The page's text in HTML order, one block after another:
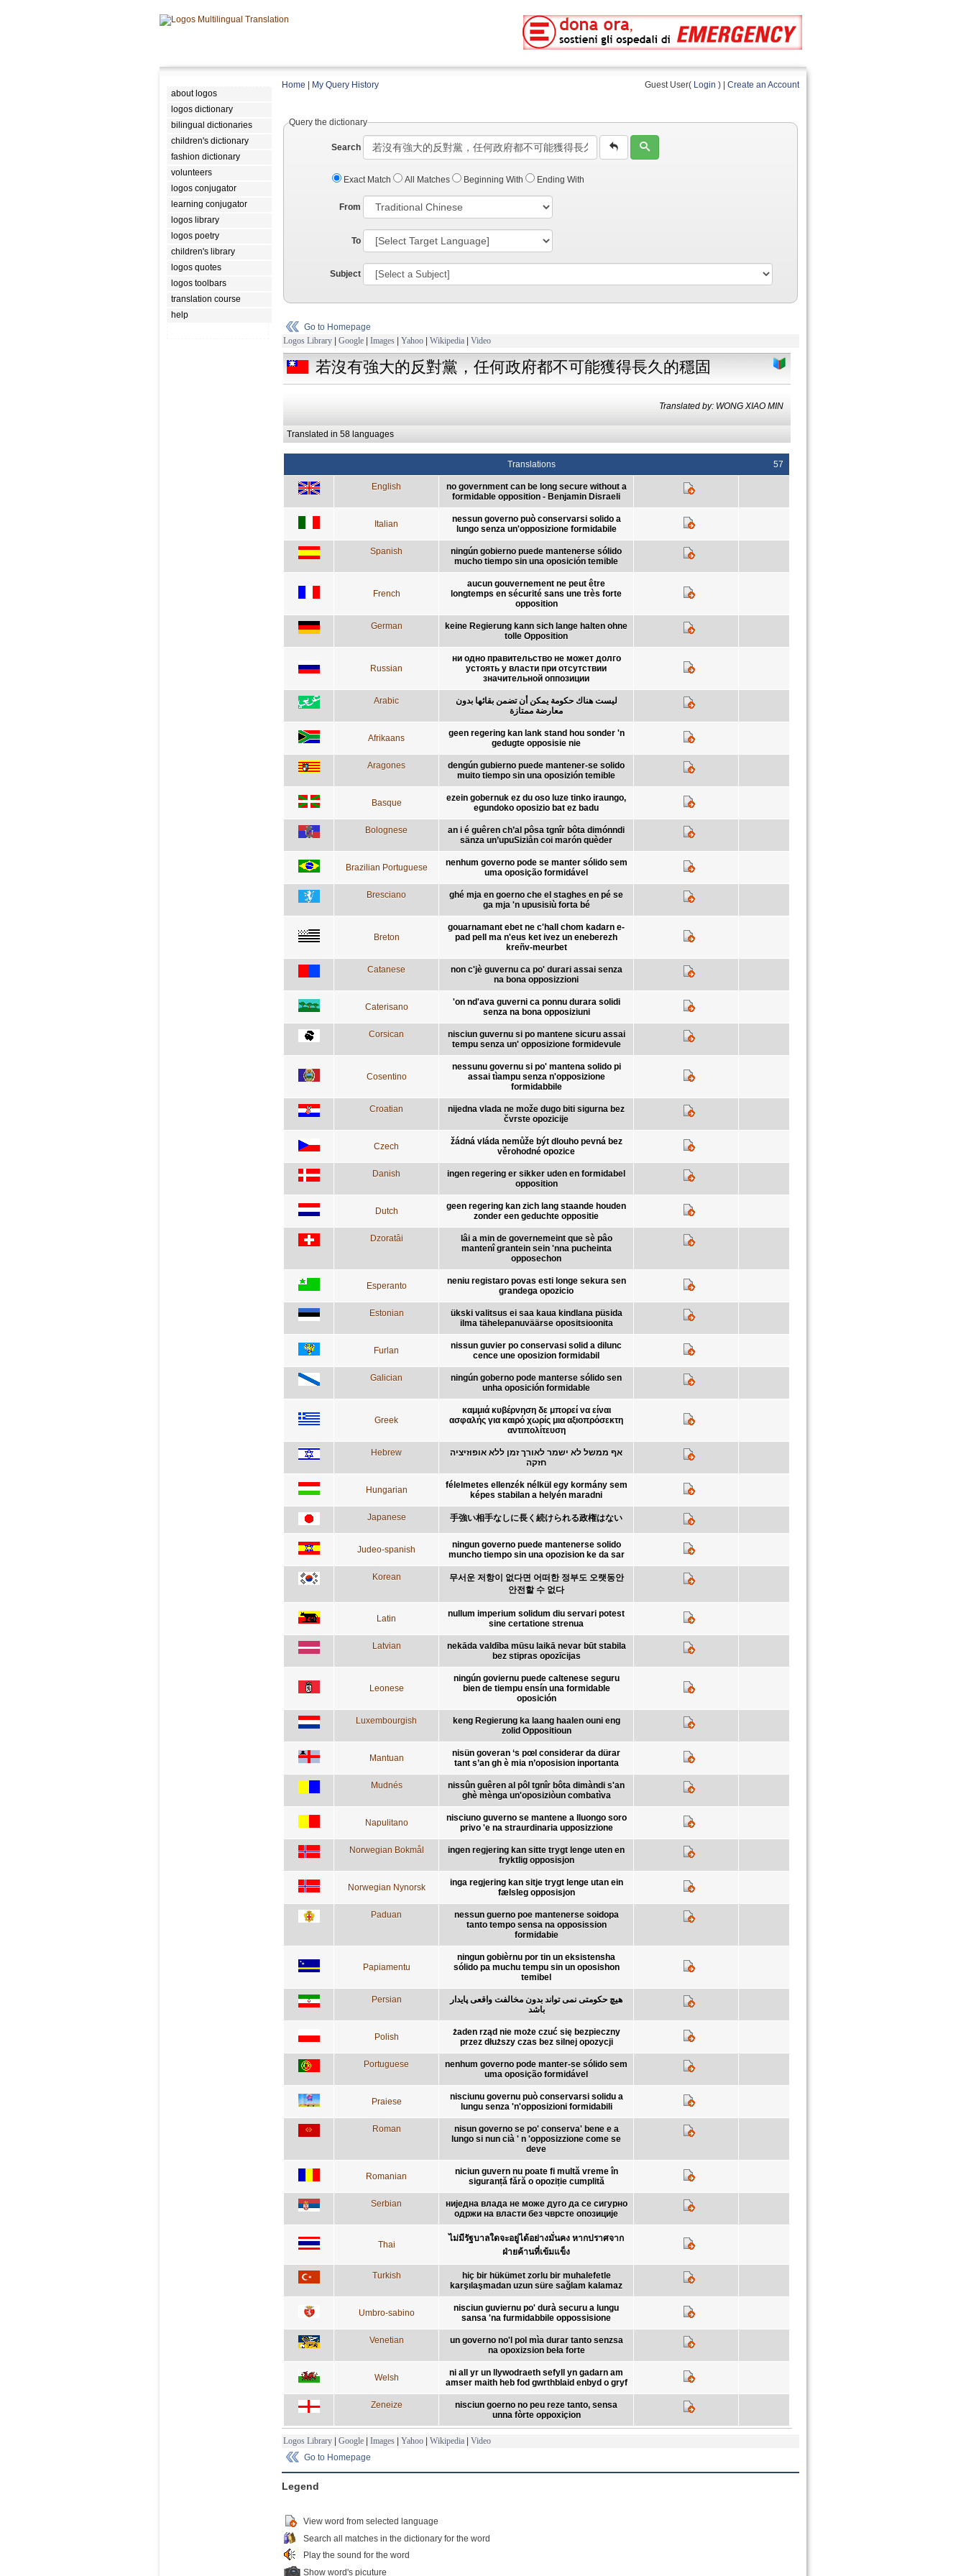
about logos
logos dictionary
bilingual dictionaries
children's dictionary
fashion dictionary
volunteers
logos conjugator
learning conjugator
logos library
logos poetry
children's library
logos quotes
logos toolbars
translation course
help
Home My Query History Guest User( Login ) | Create an Account
Query the dictionary
Search
Exact Match All Matches Beginning With Ending With
From
To
Subject
Go to Homepage
Logos Library | Google | Images | Yahoo | Wikipedia | Video
若沒有強大的反對黨，任何政府都不可能獲得長久的穩固
Translated by: WONG XIAO MIN
Translated in 58 languages
Translations 57
English
no government can be long secure without a
formidable opposition - Benjamin Disraeli
Italian
nessun governo può conservarsi solido a
lungo senza un'opposizione formidabile
Spanish
ningún gobierno puede mantenerse sólido
mucho tiempo sin una oposición temible
French
aucun gouvernement ne peut être
longtemps en sécurité sans une très forte
opposition
German
keine Regierung kann sich lange halten ohne
tolle Opposition
Russian
ни одно правительство не может долго
устоять у власти при отсутствии
значительной оппозиции
Arabic
ليست هناك حكومة يمكن أن تضمن بقائها بدون
معارضة ممتازة
Afrikaans
geen regering kan lank stand hou sonder 'n
gedugte opposisie nie
Aragones
dengún gubierno puede mantener-se solido
muito tiempo sin una oposizión temible
Basque
ezein gobernuk ez du oso luze tinko iraungo,
egundoko oposizio bat ez badu
Bolognese
an i é guêren ch’al pôsa tgnîr bôta dimónndi
sänza un’upuSiziån coi marón quèder
Brazilian Portuguese
nenhum governo pode se manter sólido sem
uma oposição formidável
Bresciano
ghé mja en goerno che el staghes en pé se
ga mja 'n upusisiù forta bé
Breton
gouarnamant ebet ne c'hall chom kadarn e-
pad pell ma n'eus ket ivez un eneberezh
kreñv-meurbet
Catanese
non c'jè guvernu ca po' durari assai senza
na bona opposizzioni
Caterisano
'on nd'ava guverni ca ponnu durara solidi
senza na bona opposiziuni
Corsican
nisciun guvernu si po mantene sicuru assai
tempu senza un' opposizione formidevule
Cosentino
nessunu governu si po' mantena solido pi
assai tìampu senza n'opposizione
formidabbile
Croatian
nijedna vlada ne može dugo biti sigurna bez
čvrste opozicije
Czech
žádná vláda nemůže být dlouho pevná bez
věrohodné opozice
Danish
ingen regering er sikker uden en formidabel
opposition
Dutch
geen regering kan zich lang staande houden
zonder een geduchte oppositie
Dzoratâi
lâi a min de governemeint que sè pâo
mantenî grantein sein 'nna pucheinta
opposechon
Esperanto
neniu registaro povas esti longe sekura sen
grandega opozicio
Estonian
ükski valitsus ei saa kaua kindlana püsida
ilma tähelepanuväärse opositsioonita
Furlan
nissun guvier po conservasi solid a dilunc
cence une oposizion formidabil
Galician
ningún goberno pode manterse sólido sen
unha oposición formidable
Greek
καμμιά κυβέρνηση δε μπορεί να είναι
ασφαλής για καιρό χωρίς μια αξιοπρόσεκτη
αντιπολίτευση
Hebrew
אף ממשל לא ישמר לאורך זמן ללא אופוזיציה
חזקה
Hungarian
félelmetes ellenzék nélkül egy kormány sem
képes stabilan a helyén maradni
Japanese 手強い相手なしに長く続けられる政権はない
Judeo-spanish
ningun governo puede mantenerse solido
muncho tiempo sin una opozision ke da sar
Korean
무서운 저항이 없다면 어떠한 정부도 오랫동안
안전할 수 없다
Latin
nullum imperium solidum diu servari potest
sine certatione strenua
Latvian
nekāda valdība mūsu laikā nevar būt stabila
bez stipras opozīcijas
Leonese
ningún goviernu puede caltenese seguru
bien de tiempu ensín una formidable
oposición
Luxembourgish
keng Regierung ka laang haalen ouni eng
zolid Oppositioun
Mantuan
nisün goveran ‘s pœl considerar da dürar
tant s’an gh è mia n’oposision inportanta
Mudnés
nissûn guêren al pôl tgnîr bôta dimàndi s'an
ghè mènga un'oposiziòun combatìva
Napulitano
nisciuno guverno se mantene a lluongo soro
privo 'e na straurdinaria upposizzione
Norwegian Bokmål
ingen regjering kan sitte trygt lenge uten en
fryktlig opposisjon
Norwegian Nynorsk
inga regjering kan sitje trygt lenge utan ein
fælsleg opposisjon
Paduan
nessun guerno poe mantenerse soidopa
tanto tempo sensa na opposission
formidabie
Papiamentu
ningun gobièrnu por tin un eksistensha
sólido pa muchu tempu sin un oposishon
temibel
Persian
هیچ حکومتی نمی تواند بدون مخالفت واقعی پایدار
باشد
Polish
żaden rząd nie może czuć się bezpieczny
przez dłuższy czas bez silnej opozycji
Portuguese
nenhum governo pode manter-se sólido sem
uma oposição formidável
Praiese
nisciunu governu può conservarsi solidu a
lungu senza 'n'opposizioni formidabili
Roman
nisun governo se po' conserva' bene e a
lungo si nun cià ' n 'opposizzione come se
deve
Romanian
niciun guvern nu poate fi multă vreme în
siguranță fără o opoziție cumplită
Serbian
ниједна влада не може дуго да се сигурно
одржи на власти без чврсте опозиције
Thai
ไม่มีรัฐบาลใดจะอยู่ได้อย่างมั่นคง หากปราศจาก
ฝ่ายค้านที่เข้มแข็ง
Turkish
hiç bir hükümet zorlu bir muhalefetle
karşılaşmadan uzun süre sağlam kalamaz
Umbro-sabino
nisciun guviernu po' durà securu a lungu
sansa 'na furmidabbile oppossisione
Venetian
un governo no'l pol mìa durar tanto senzsa
na opoxizsion beła forte
Welsh
ni all yr un llywodraeth sefyll yn gadarn am
amser maith heb fod gwrthblaid enbyd o gryf
Zeneize
nisciun goerno no peu reze tanto, sensa
unna fòrte oppoxiçion
Logos Library | Google | Images | Yahoo | Wikipedia | Video
Go to Homepage
Legend
View word from selected language
Search all matches in the dictionary for the word
Play the sound for the word
Show word's picuture